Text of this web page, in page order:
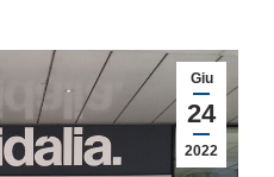
Giu
24
2022